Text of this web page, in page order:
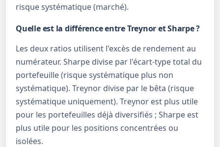
risque systématique (marché).
Quelle est la différence entre Treynor et Sharpe ?
Les deux ratios utilisent l'excès de rendement au
numérateur. Sharpe divise par l'écart-type total du
portefeuille (risque systématique plus non
systématique). Treynor divise par le bêta (risque
systématique uniquement). Treynor est plus utile
pour les portefeuilles déjà diversifiés ; Sharpe est
plus utile pour les positions concentrées ou
isolées.